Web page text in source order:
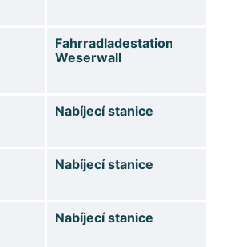
Fahrradladestation
Weserwall
Nabíjecí stanice
Nabíjecí stanice
Nabíjecí stanice